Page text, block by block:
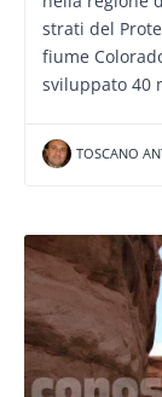
strati del
fiume
sviluppato 40
TOSCANO